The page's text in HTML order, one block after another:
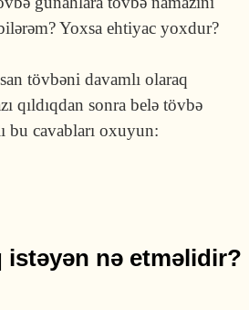
Yoxsa ehtiyac yoxdur?
tövbəni davamlı olaraq
qıldıqdan sonra belə tövbə
bu cavabları oxuyun:
istəyən nə etməlidir?